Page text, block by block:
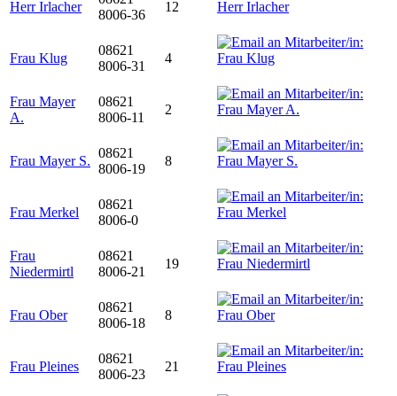
Herr Irlacher
8006-36
12
Frau Klug
08621
8006-31
4
Frau Mayer
A.
08621
8006-11
2
Frau Mayer S.
08621
8006-19
8
Frau Merkel
08621
8006-0
Frau
Niedermirtl
08621
8006-21
19
Frau Ober
08621
8006-18
8
Frau Pleines
08621
8006-23
21